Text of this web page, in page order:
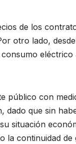
de los
otro lado, desde
eléctrico
público con
dado que sin
situación
la continuidad de